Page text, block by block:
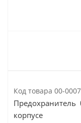
Код товара 00-
Предохранитель
корпусе